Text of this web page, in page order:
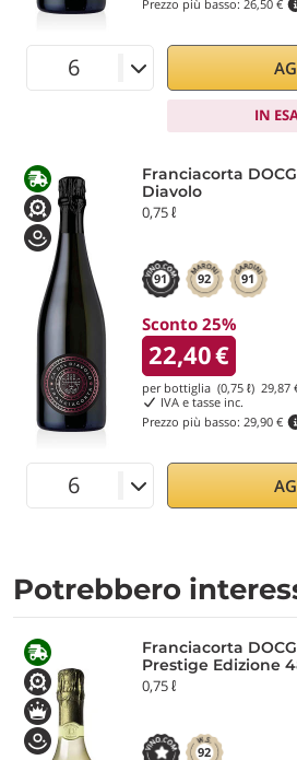
Prezzo più basso: 26,50 €
IN
Franciacorta
Diavolo
0,75 ℓ
91 92 91
Sconto 25%
22,40€
per bottiglia (0,75 ℓ) 29,87
IVA e tasse inc.
Prezzo più basso: 29,90 €
Potrebbero
Franciacorta
Prestige Edizione
0,75 ℓ
92